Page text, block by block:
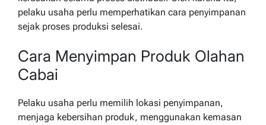
pelaku usaha perlu memperhatikan cara penyimpanan
sejak proses produksi selesai.
Cara Menyimpan Produk Olahan
Cabai
Pelaku usaha perlu memilih lokasi penyimpanan,
menjaga kebersihan produk, menggunakan kemasan